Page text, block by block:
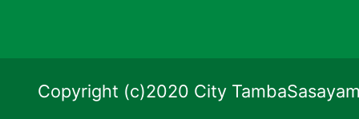
Copyright (c)2020 City